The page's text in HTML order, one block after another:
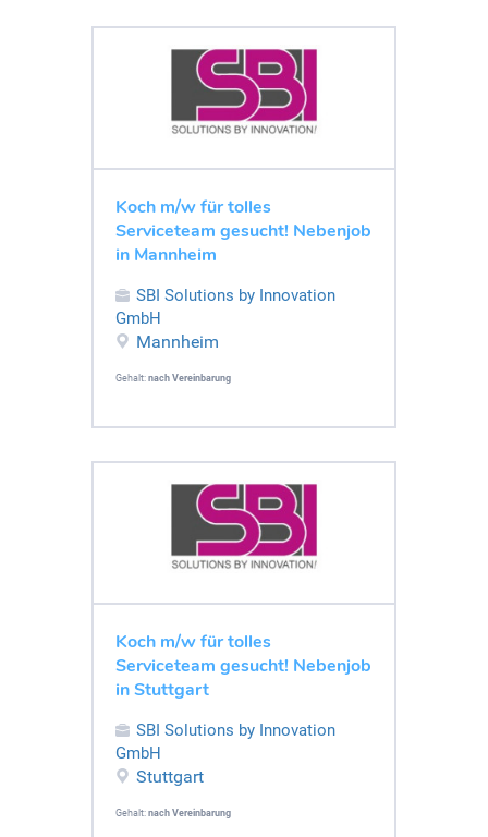
Koch m/w für tolles
Serviceteam gesucht! Nebenjob
in Mannheim
SBI Solutions by Innovation
GmbH
Mannheim
Gehalt: nach Vereinbarung
Koch m/w für tolles
Serviceteam gesucht! Nebenjob
in Stuttgart
SBI Solutions by Innovation
GmbH
Stuttgart
Gehalt: nach Vereinbarung